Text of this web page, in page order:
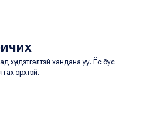
хүндэтгэлтэй хандана уу. Ёс бус
эрхтэй.